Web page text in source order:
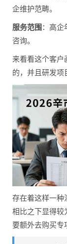
企维护范畴。
服务范围 ：高企
咨询。
来看看这个客户
的，并且研发项
存在着这样一种
相比之下显得较
要额外去购买专